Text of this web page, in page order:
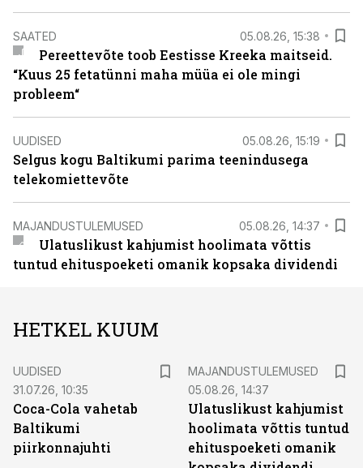
SAATED 05.08.26, 15:38
Pereettevõte toob Eestisse Kreeka maitseid.
“Kuus 25 fetatünni maha müüa ei ole mingi
probleem“
UUDISED 05.08.26, 15:19
Selgus kogu Baltikumi parima teenindusega
telekomiettevõte
MAJANDUSTULEMUSED 05.08.26, 14:37
Ulatuslikust kahjumist hoolimata võttis
tuntud ehituspoeketi omanik kopsaka dividendi
HETKEL KUUM
UUDISED
31.07.26, 10:35
Coca-Cola vahetab
Baltikumi
piirkonnajuhti
MAJANDUSTULEMUSED
05.08.26, 14:37
Ulatuslikust kahjumist
hoolimata võttis tuntud
ehituspoeketi omanik